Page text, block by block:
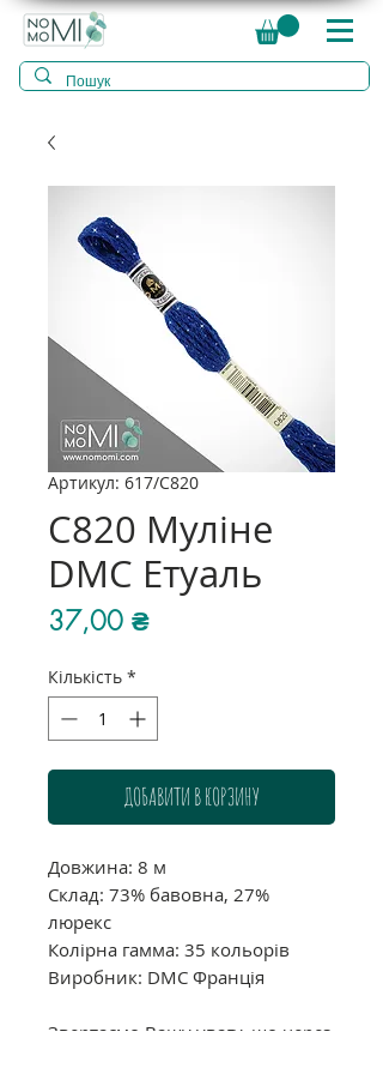
Артикул: 617/C820
C820 Муліне
DMC Етуаль
37,00 ₴Ціна
Кількість *
ДОБАВИТИ В КОРЗИНУ
Довжина: 8 м
Склад: 73% бавовна, 27%
люрекс
Колірна гамма: 35 кольорів
Виробник: DMC Франція
Звертаємо Вашу увагу, що через